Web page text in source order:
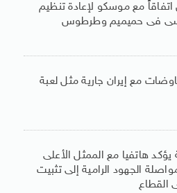
مع موسكو لإعادة تنظيم
فى حميميم وطرطوس
مع إيران جارية مثل لعبة
يؤكد هاتفيا مع الممثل الأعلى
الجهود الرامية إلى تثبيت
القطاع